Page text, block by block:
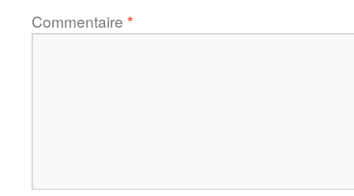
Commentaire *